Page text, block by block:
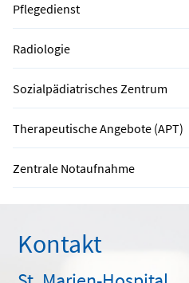
Pflegedienst
Radiologie
Sozialpädiatrisches Zentrum
Therapeutische Angebote (APT)
Zentrale Notaufnahme
Kontakt